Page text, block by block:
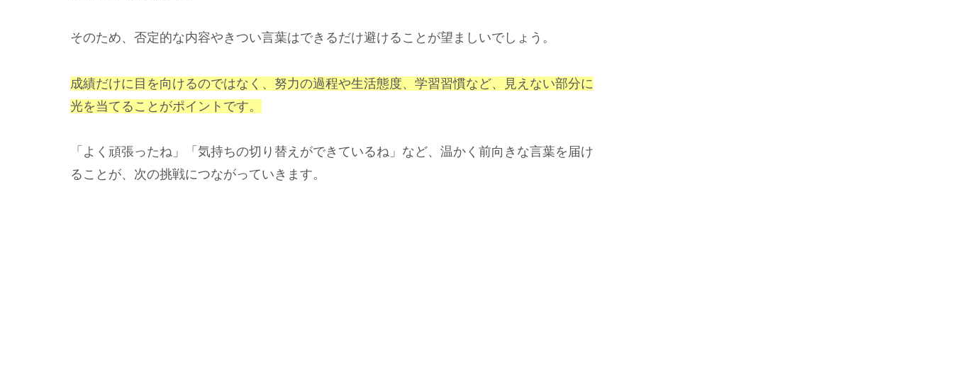
そのため、否定的な内容やきつい言葉はできるだけ避けることが望ましいでしょう。
成績だけに目を向けるのではなく、努力の過程や生活態度、学習習慣など、見えない部分に
光を当てることがポイントです。
「よく頑張ったね」「気持ちの切り替えができているね」など、温かく前向きな言葉を届け
ることが、次の挑戦につながっていきます。